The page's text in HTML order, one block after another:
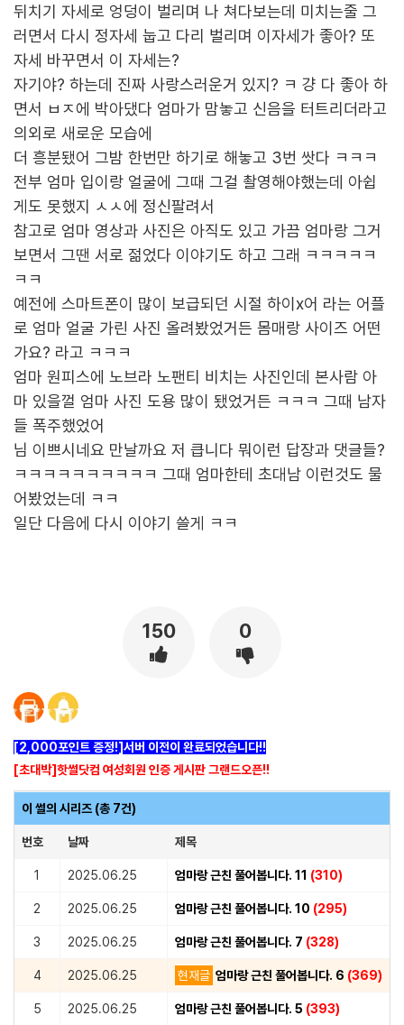
뒤치기 자세로 엉덩이 벌리며 나 쳐다보는데 미치는줄 그
러면서 다시 정자세 눕고 다리 벌리며 이자세가 좋아? 또
자세 바꾸면서 이 자세는?
자기야? 하는데 진짜 사랑스러운거 있지? ㅋ 걍 다 좋아 하
면서 ㅂㅈ에 박아댔다 엄마가 맘놓고 신음을 터트리더라고
의외로 새로운 모습에
더 흥분됐어 그밤 한번만 하기로 해놓고 3번 쌋다 ㅋㅋㅋ
전부 엄마 입이랑 얼굴에 그때 그걸 촬영해야했는데 아쉽
게도 못했지 ㅅㅅ에 정신팔려서
참고로 엄마 영상과 사진은 아직도 있고 가끔 엄마랑 그거
보면서 그땐 서로 젊었다 이야기도 하고 그래 ㅋㅋㅋㅋㅋ
ㅋㅋ
예전에 스마트폰이 많이 보급되던 시절 하이x어 라는 어플
로 엄마 얼굴 가린 사진 올려봤었거든 몸매랑 사이즈 어떤
가요? 라고 ㅋㅋㅋ
엄마 원피스에 노브라 노팬티 비치는 사진인데 본사람 아
마 있을껄 엄마 사진 도용 많이 됐었거든 ㅋㅋㅋ 그때 남자
들 폭주했었어
님 이쁘시네요 만날까요 저 큽니다 뭐이런 답장과 댓글들?
ㅋㅋㅋㅋㅋㅋㅋㅋㅋㅋ 그때 엄마한테 초대남 이런것도 물
어봤었는데 ㅋㅋ
일단 다음에 다시 이야기 쓸게 ㅋㅋ
150 0
[2,000포인트 증정!]서버 이전이 완료되었습니다!!
[초대박]핫썰닷컴 여성회원 인증 게시판 그랜드오픈!!
이 썰의 시리즈 (총 7건)
번호 날짜 제목
1 2025.06.25 엄마랑 근친 풀어봅니다. 11 (310)
2 2025.06.25 엄마랑 근친 풀어봅니다. 10 (295)
3 2025.06.25 엄마랑 근친 풀어봅니다. 7 (328)
4 2025.06.25 현재글 엄마랑 근친 풀어봅니다. 6 (369)
5 2025.06.25 엄마랑 근친 풀어봅니다. 5 (393)